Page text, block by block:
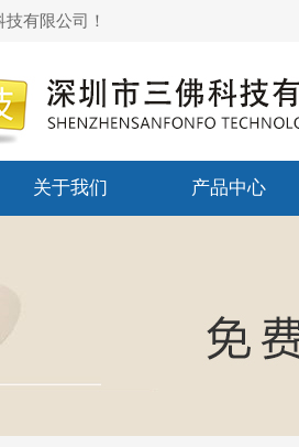
有限公司！
关于我们 产品中心